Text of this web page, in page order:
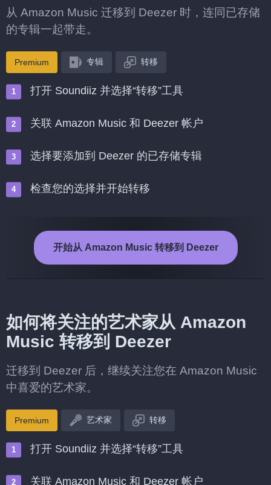
从 Amazon Music 迁移到 Deezer 时，连同已存储
的专辑一起带走。
Premium 专辑 转移
打开 Soundiiz 并选择“转移”工具
关联 Amazon Music 和 Deezer 帐户
选择要添加到 Deezer 的已存储专辑
检查您的选择并开始转移
开始从 Amazon Music 转移到 Deezer
如何将关注的艺术家从 Amazon
Music 转移到 Deezer
迁移到 Deezer 后，继续关注您在 Amazon Music
中喜爱的艺术家。
Premium 艺术家 转移
打开 Soundiiz 并选择“转移”工具
关联 Amazon Music 和 Deezer 帐户